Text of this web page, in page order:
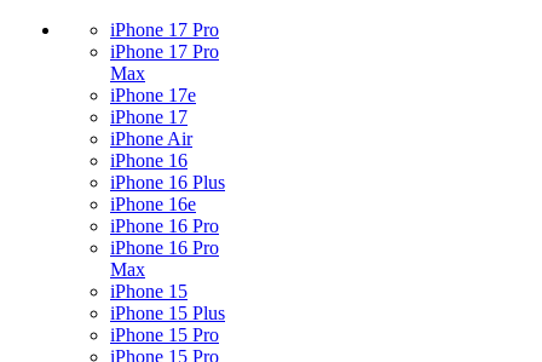
iPhone 17 Pro
iPhone 17 Pro
Max
iPhone 17e
iPhone 17
iPhone Air
iPhone 16
iPhone 16 Plus
iPhone 16e
iPhone 16 Pro
iPhone 16 Pro
Max
iPhone 15
iPhone 15 Plus
iPhone 15 Pro
iPhone 15 Pro